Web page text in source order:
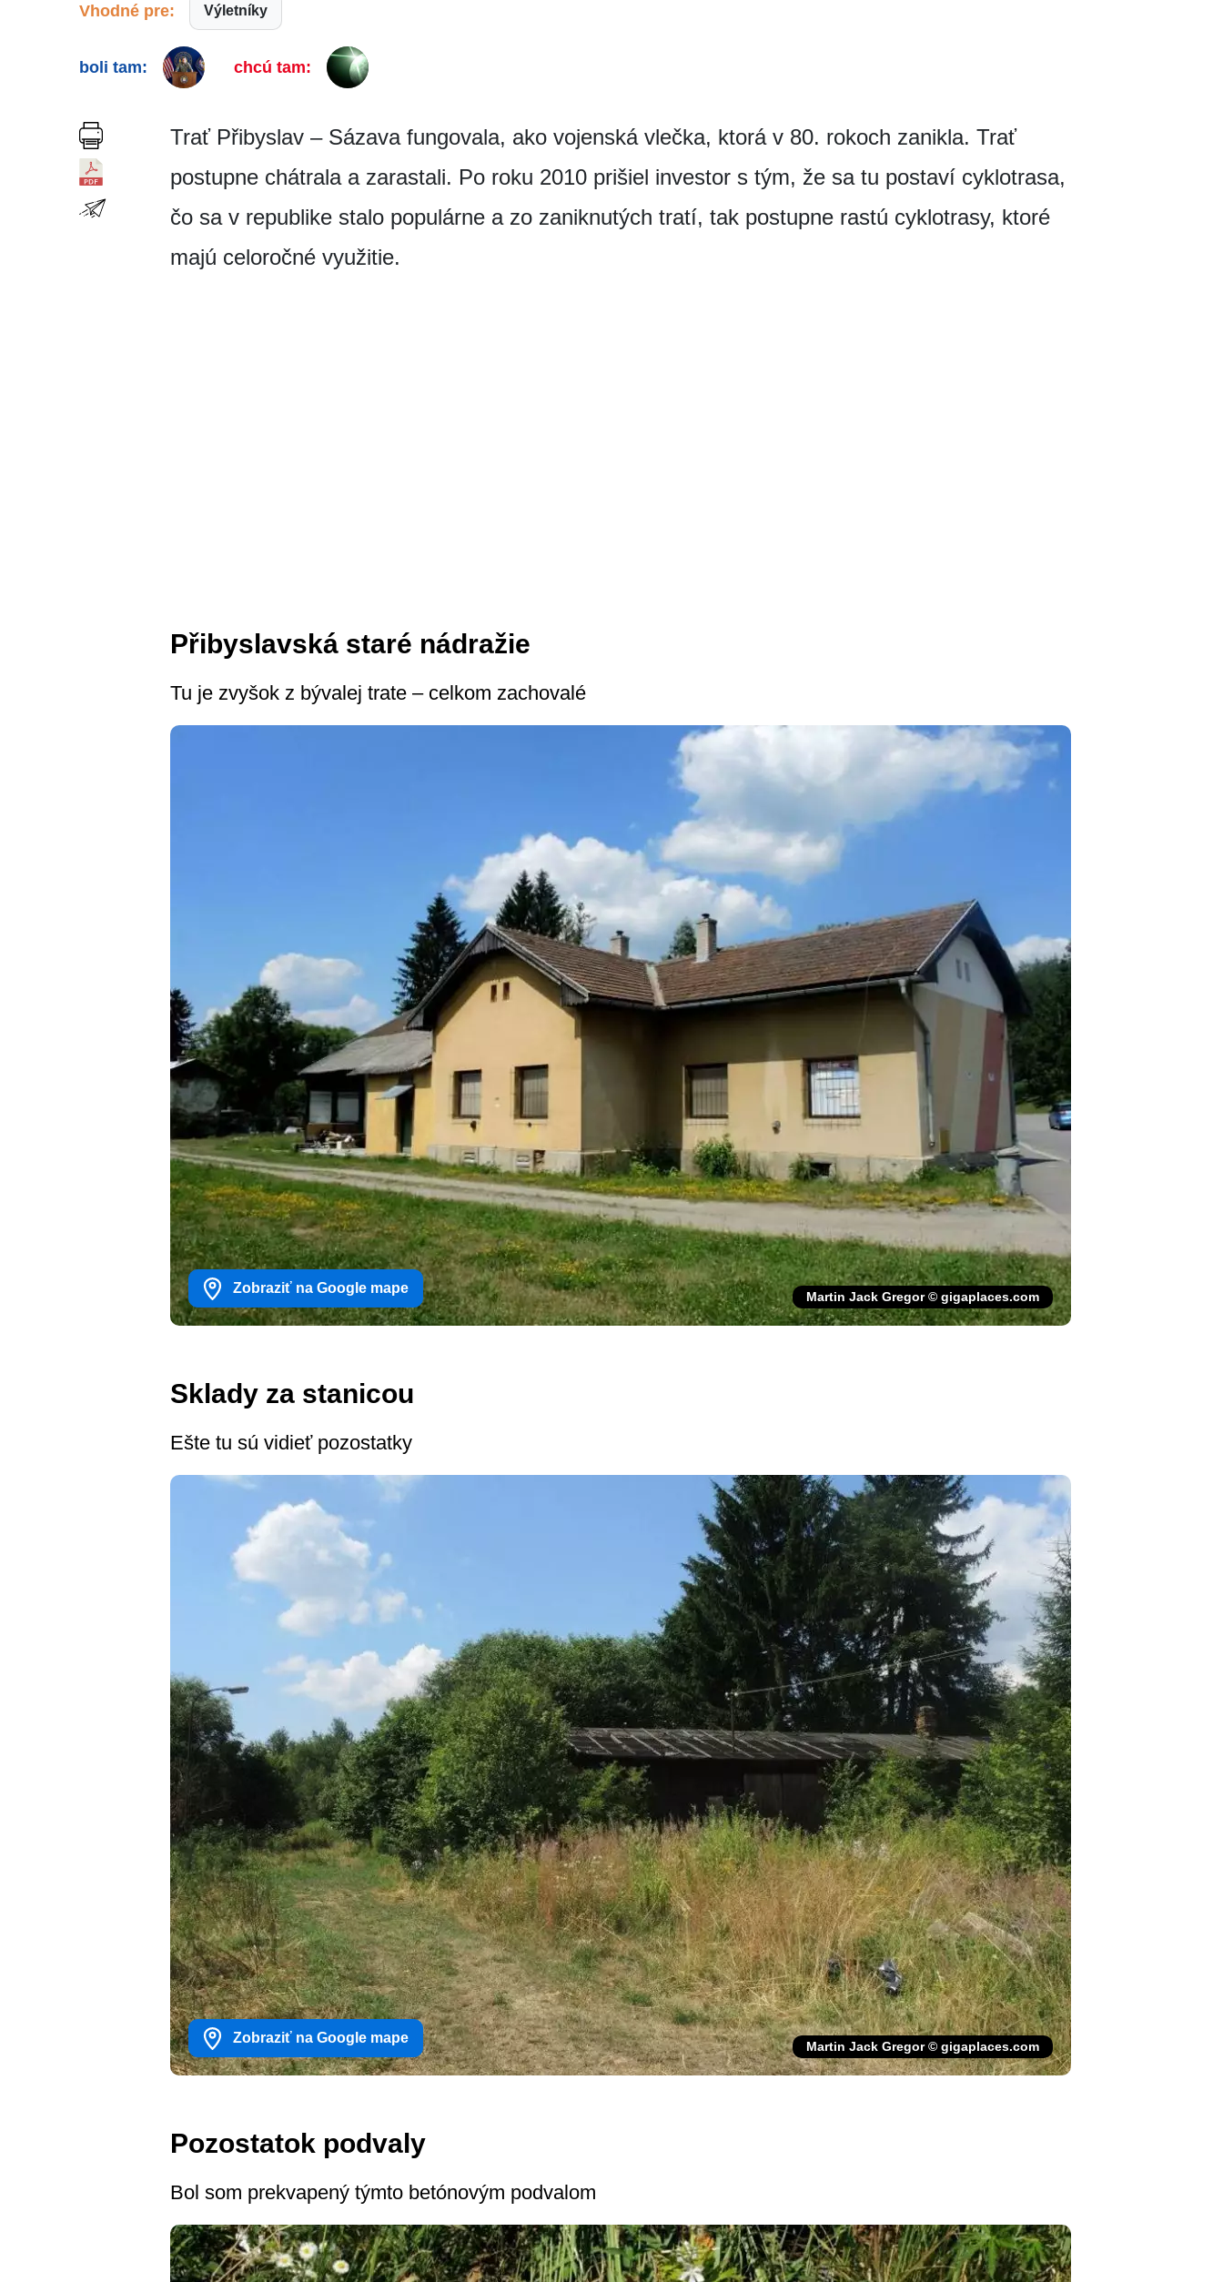
Vhodné pre: Výletníky
boli tam: chcú tam:
Trať Přibyslav – Sázava fungovala, ako vojenská vlečka, ktorá v 80. rokoch zanikla. Trať
postupne chátrala a zarastali. Po roku 2010 prišiel investor s tým, že sa tu postaví cyklotrasa,
čo sa v republike stalo populárne a zo zaniknutých tratí, tak postupne rastú cyklotrasy, ktoré
majú celoročné využitie.
Přibyslavská staré nádražie
Tu je zvyšok z bývalej trate – celkom zachovalé
Zobraziť na Google mape
Martin Jack Gregor © gigaplaces.com
Sklady za stanicou
Ešte tu sú vidieť pozostatky
Zobraziť na Google mape
Martin Jack Gregor © gigaplaces.com
Pozostatok podvaly
Bol som prekvapený týmto betónovým podvalom